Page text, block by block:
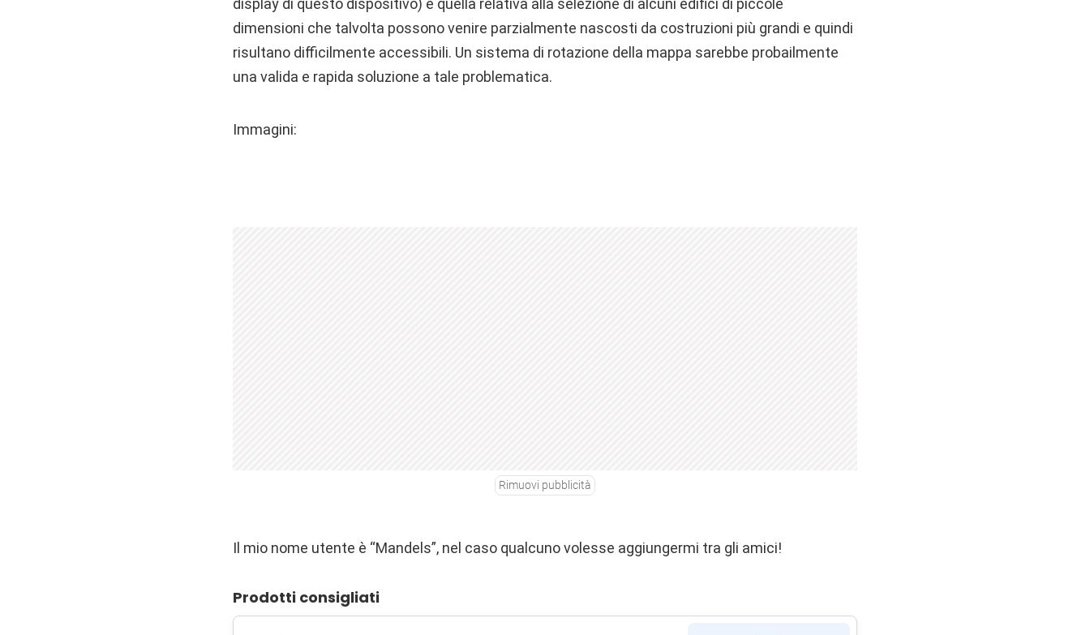
display di questo dispositivo) è quella relativa alla selezione di alcuni edifici di piccole
dimensioni che talvolta possono venire parzialmente nascosti da costruzioni più grandi e quindi
risultano difficilmente accessibili. Un sistema di rotazione della mappa sarebbe probailmente
una valida e rapida soluzione a tale problematica.
Immagini:
Rimuovi pubblicità
Il mio nome utente è “Mandels”, nel caso qualcuno volesse aggiungermi tra gli amici!
Prodotti consigliati